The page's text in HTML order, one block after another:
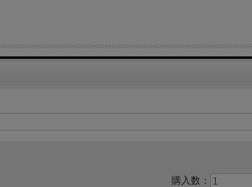
購入数：